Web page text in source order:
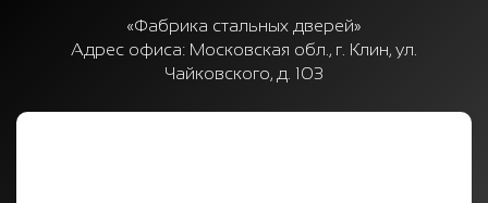
«Фабрика стальных дверей»
Адрес офиса: Московская обл., г. Клин, ул.
Чайковского, д. 103